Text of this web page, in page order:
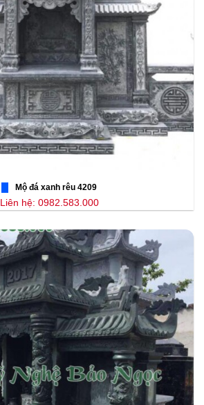
Mộ đá xanh rêu 4209
Liên hệ: 0982.583.000